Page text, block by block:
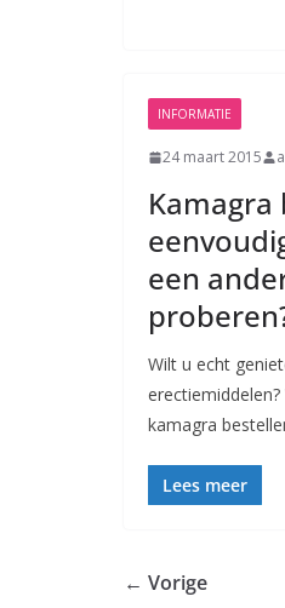
INFORMATIE
24 maart 2015
een
Wilt u echt
kamagra
Lees meer
← Vorige